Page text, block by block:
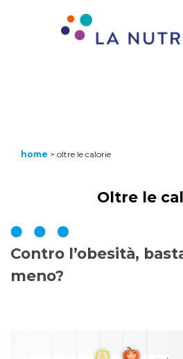
home > oltre le calorie
Oltre le
Contro l’obesità,
meno?